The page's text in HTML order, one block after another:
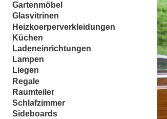
Gartenmöbel
Glasvitrinen
Heizkoerperverkleidungen
Küchen
Ladeneinrichtungen
Lampen
Liegen
Regale
Raumteiler
Schlafzimmer
Sideboards